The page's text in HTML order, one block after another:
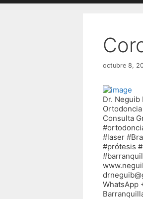
octubre 8,
Dr. Neguib
Consulta
#laser
#prótesis
WhatsApp